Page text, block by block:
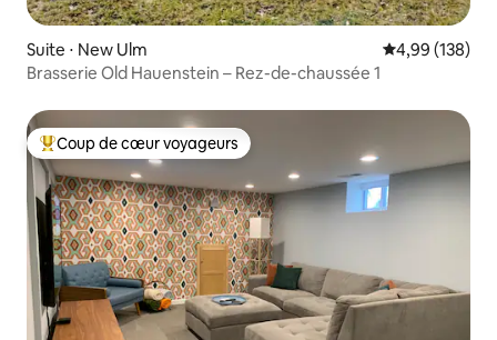
Suite ⋅ New Ulm Évaluation
4,99 (138)
Brasserie Old Hauenstein – Rez-de-chaussée 1
Coups de cœur voyageurs les plus appréciés
Coup de cœur voyageurs